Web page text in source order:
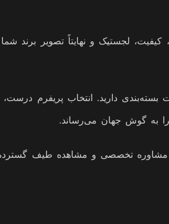
لجستیک و نهایتاً تصویر برند شما
دارید. انتخاب پریفرم درست،
به گوش جهان می‌رساند.
مشاوره تخصصی و مشاهده طیف